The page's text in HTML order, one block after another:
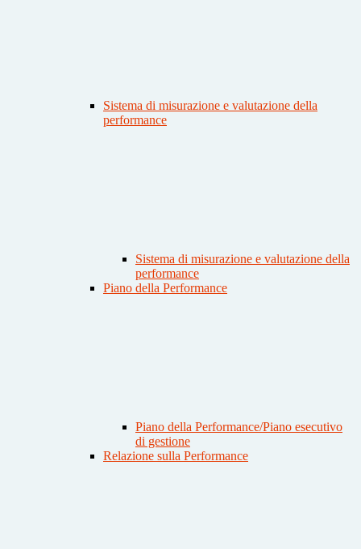
Sistema di misurazione e valutazione della
performance
Sistema di misurazione e valutazione della
performance
Piano della Performance
Piano della Performance/Piano esecutivo
di gestione
Relazione sulla Performance